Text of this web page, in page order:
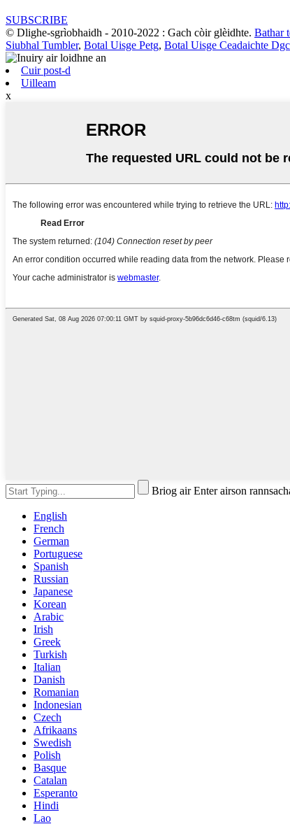
SUBSCRIBE
© Dlighe-sgrìobhaidh - 2010-2022 : Gach còir glèidhte. Bathar
Siubhal Tumbler, Botal Uisge Petg, Botal Uisge Ceadaichte
Cuir post-d
Uilleam
x
Briog air Enter airson
English
French
German
Portuguese
Spanish
Russian
Japanese
Korean
Arabic
Irish
Greek
Turkish
Italian
Danish
Romanian
Indonesian
Czech
Afrikaans
Swedish
Polish
Basque
Catalan
Esperanto
Hindi
Lao